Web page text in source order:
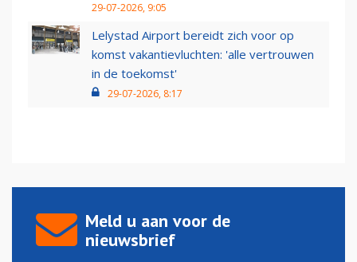
29-07-2026, 9:05
Lelystad Airport bereidt zich voor op
komst vakantievluchten: 'alle vertrouwen
in de toekomst'
29-07-2026, 8:17
Meld u aan voor de
nieuwsbrief